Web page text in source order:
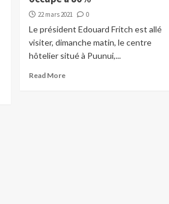
22 mars 2021 0
Le président Edouard Fritch est allé
visiter, dimanche matin, le centre
hôtelier situé à Puunui,...
Read More